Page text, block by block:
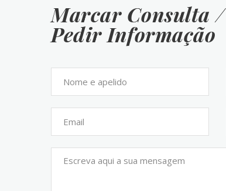
Marcar Consulta /
Pedir Informação